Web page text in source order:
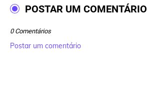
POSTAR UM COMENTÁRIO
0 Comentários
Postar um comentário